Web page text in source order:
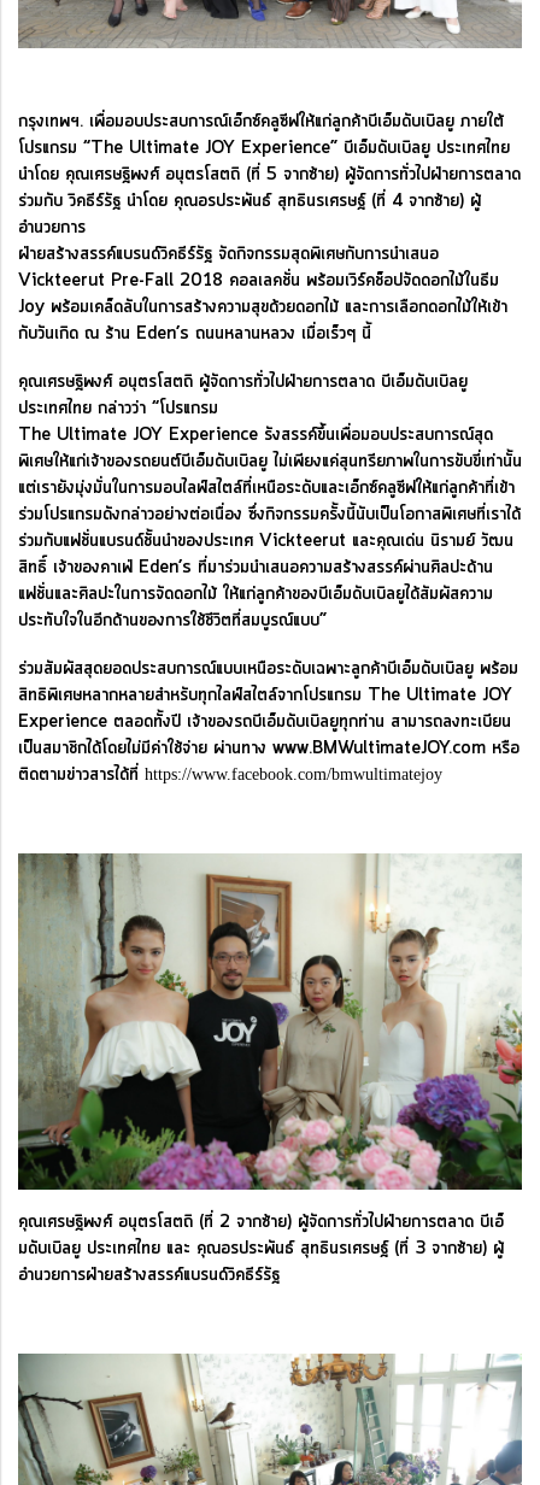
กรุงเทพฯ. เพื่อมอบประสบการณ์เอ็กซ์คลูซีฟให้แก่ลูกค้าบีเอ็มดับเบิลยู ภายใต้
โปรแกรม “The Ultimate JOY Experience” บีเอ็มดับเบิลยู ประเทศไทย
นำโดย คุณเศรษฐิพงศ์ อนุตรโสตถิ (ที่ 5 จากซ้าย) ผู้จัดการทั่วไปฝ่ายการตลาด
ร่วมกับ วิคธีร์รัฐ นำโดย คุณอรประพันธ์ สุทธินรเศรษฐ์ (ที่ 4 จากซ้าย) ผู้
อำนวยการ
ฝ่ายสร้างสรรค์แบรนด์วิคธีร์รัฐ จัดกิจกรรมสุดพิเศษกับการนำเสนอ
Vickteerut Pre-Fall 2018 คอลเลคชั่น พร้อมเวิร์คช็อปจัดดอกไม้ในธีม
Joy พร้อมเคล็ดลับในการสร้างความสุขด้วยดอกไม้ และการเลือกดอกไม้ให้เข้า
กับวันเกิด ณ ร้าน Eden’s ถนนหลานหลวง เมื่อเร็วๆ นี้
คุณเศรษฐิพงศ์ อนุตรโสตถิ ผู้จัดการทั่วไปฝ่ายการตลาด บีเอ็มดับเบิลยู
ประเทศไทย กล่าวว่า “โปรแกรม
The Ultimate JOY Experience รังสรรค์ขึ้นเพื่อมอบประสบการณ์สุด
พิเศษให้แก่เจ้าของรถยนต์บีเอ็มดับเบิลยู ไม่เพียงแค่สุนทรียภาพในการขับขี่เท่านั้น
แต่เรายังมุ่งมั่นในการมอบไลฟ์สไตล์ที่เหนือระดับและเอ็กซ์คลูซีฟให้แก่ลูกค้าที่เข้า
ร่วมโปรแกรมดังกล่าวอย่างต่อเนื่อง ซึ่งกิจกรรมครั้งนี้นับเป็นโอกาสพิเศษที่เราได้
ร่วมกับแฟชั่นแบรนด์ชั้นนำของประเทศ Vickteerut และคุณเด่น นิรามย์ วัฒน
สิทธิ์ เจ้าของคาเฟ่ Eden’s ที่มาร่วมนำเสนอความสร้างสรรค์ผ่านศิลปะด้าน
แฟชั่นและศิลปะในการจัดดอกไม้ ให้แก่ลูกค้าของบีเอ็มดับเบิลยูได้สัมผัสความ
ประทับใจในอีกด้านของการใช้ชีวิตที่สมบูรณ์แบบ”
ร่วมสัมผัสสุดยอดประสบการณ์แบบเหนือระดับเฉพาะลูกค้าบีเอ็มดับเบิลยู พร้อม
สิทธิพิเศษหลากหลายสำหรับทุกไลฟ์สไตล์จากโปรแกรม The Ultimate JOY
Experience ตลอดทั้งปี เจ้าของรถบีเอ็มดับเบิลยูทุกท่าน สามารถลงทะเบียน
เป็นสมาชิกได้โดยไม่มีค่าใช้จ่าย ผ่านทาง www.BMWultimateJOY.com หรือ
ติดตามข่าวสารได้ที่ https://www.facebook.com/bmwultimatejoy
คุณเศรษฐิพงศ์ อนุตรโสตถิ (ที่ 2 จากซ้าย) ผู้จัดการทั่วไปฝ่ายการตลาด บีเอ็
มดับเบิลยู ประเทศไทย และ คุณอรประพันธ์ สุทธินรเศรษฐ์ (ที่ 3 จากซ้าย) ผู้
อำนวยการฝ่ายสร้างสรรค์แบรนด์วิคธีร์รัฐ